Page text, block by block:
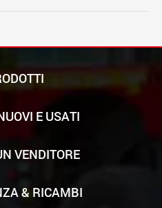
E USATI
VENDITORE
& RICAMBI